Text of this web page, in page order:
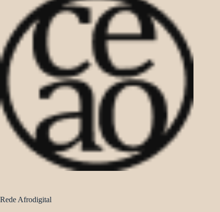
Rede Afrodigital